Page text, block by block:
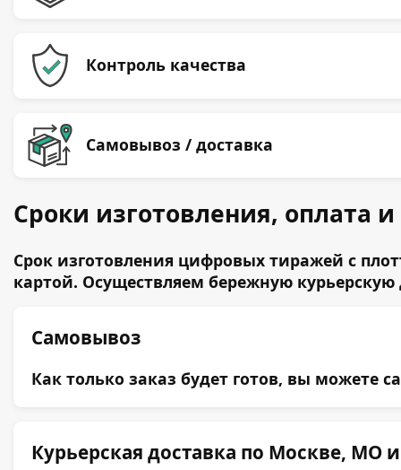
Контроль качества
Самовывоз / доставка
Сроки изготовления, оплата и
Срок изготовления цифровых тиражей с
картой. Осуществляем бережную
Самовывоз
Как только заказ будет готов, вы можете
Курьерская доставка по Москве, МО